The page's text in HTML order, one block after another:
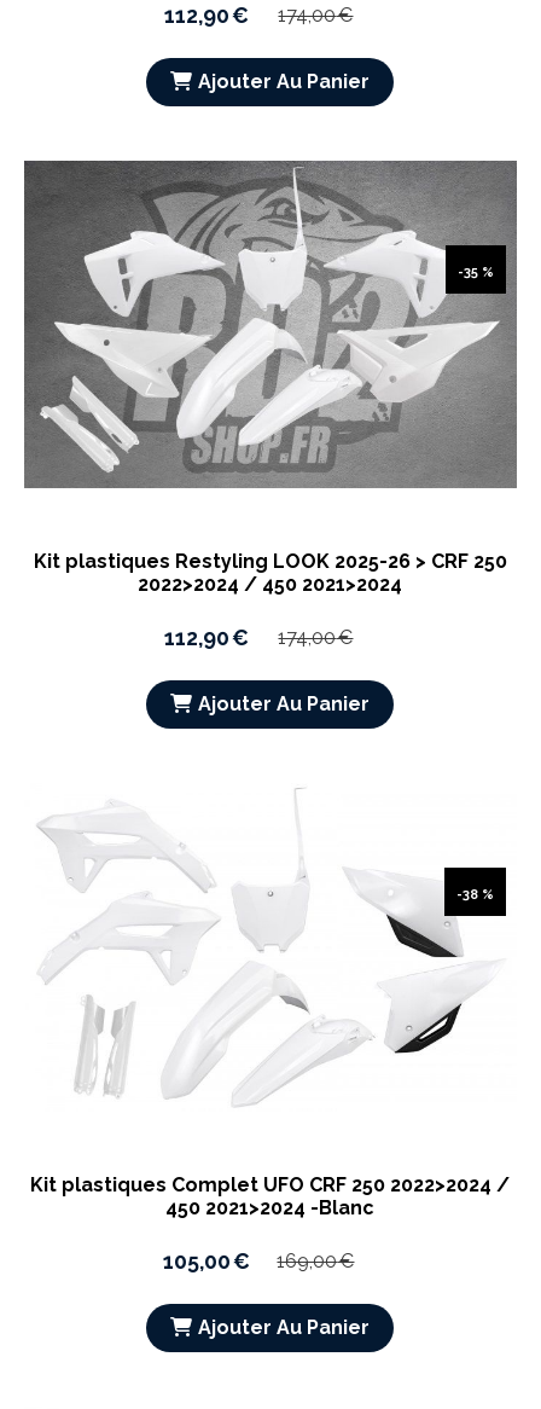
112,90€ 174,00€
Ajouter Au Panier
-35 %
Kit plastiques Restyling LOOK 2025-26 > CRF 250
2022>2024 / 450 2021>2024
112,90€ 174,00€
Ajouter Au Panier
-38 %
Kit plastiques Complet UFO CRF 250 2022>2024 /
450 2021>2024 -Blanc
105,00€ 169,00€
Ajouter Au Panier